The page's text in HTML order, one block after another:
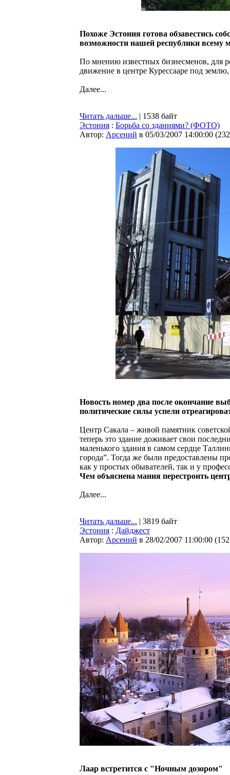
Похоже Эстония готова обзавестись
возможности нашей республики всему
По мнению известных бизнесменов, для
движение в центре Курессааре под
Далее...
Читать дальше... | 1538 байт
Эстония : Борьба со зданиями? (ФОТО)
Автор: Арсений в 05/03/2007 14:00:00 (
Новость номер два после окончание
политические силы успели
Центр Сакала – живой памятник
теперь это здание доживает свои
маленького здания в самом сердце
города”. Тогда же были предоставлены
как у простых обывателей, так и у
Чем объяснена мания перестроить
Далее...
Читать дальше... | 3819 байт
Эстония : Дайджест
Автор: Арсений в 28/02/2007 11:00:00 (
Лаар встретится с "Ночным дозором"